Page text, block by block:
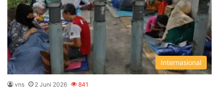
Internasional
vns 2 Juni 2026 841